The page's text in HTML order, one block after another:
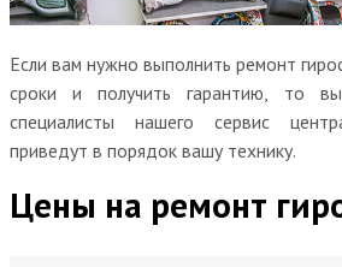
Если вам нужно выполнить ремонт
сроки и получить гарантию, то
специалисты нашего сервис
приведут в порядок вашу технику.
Цены на ремонт